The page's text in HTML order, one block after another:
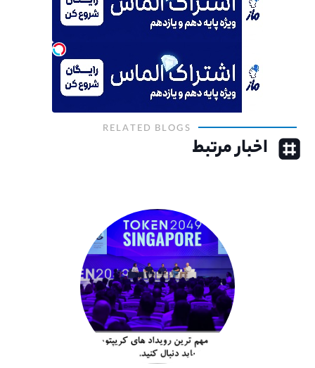
RELATED BLOGS
اخبار مرتبط